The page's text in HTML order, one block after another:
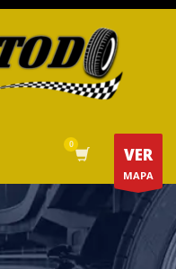
VER
MAPA